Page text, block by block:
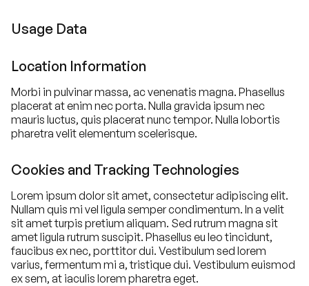
Usage Data
Location Information
Morbi in pulvinar massa, ac venenatis magna. Phasellus
placerat at enim nec porta. Nulla gravida ipsum nec
mauris luctus, quis placerat nunc tempor. Nulla lobortis
pharetra velit elementum scelerisque.
Cookies and Tracking Technologies
Lorem ipsum dolor sit amet, consectetur adipiscing elit.
Nullam quis mi vel ligula semper condimentum. In a velit
sit amet turpis pretium aliquam. Sed rutrum magna sit
amet ligula rutrum suscipit. Phasellus eu leo tincidunt,
faucibus ex nec, porttitor dui. Vestibulum sed lorem
varius, fermentum mi a, tristique dui. Vestibulum euismod
ex sem, at iaculis lorem pharetra eget.